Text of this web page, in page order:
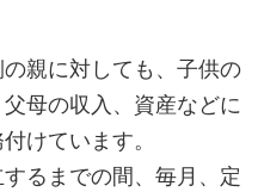
親に対しても、子供の
母の収入、資産などに
けています。
るまでの間、毎月、定